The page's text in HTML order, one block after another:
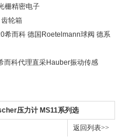
栅精密电子
轮箱
希而科 德国Roetelmann球阀 德系
而科代理直采Hauber振动传感
压力计 MS11系列选
返回列表>>